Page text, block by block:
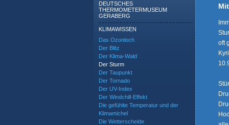
DEUTSCHES
THERMOMETERMUSEUM
GERABERG
KLIMAWISSEN
Das Ozonloch
Der Blitz
Der Klima-Wald
Der Sturm
Der Taupunkt
Der Tornado
Der UV-Index
Der Windchill-Effekt
Die gefühlte Temperatur und der
Klimamichel
Die Wetterscheide
oft